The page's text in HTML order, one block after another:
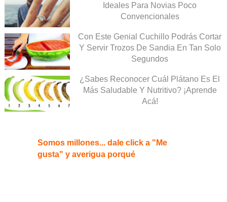
Ideales Para Novias Poco
Convencionales
Con Este Genial Cuchillo Podrás Cortar
Y Servir Trozos De Sandia En Tan Solo
Segundos
¿Sabes Reconocer Cuál Plátano Es El
Más Saludable Y Nutritivo? ¡Aprende
Acá!
Somos millones... dale click a "Me
gusta" y averigua porqué